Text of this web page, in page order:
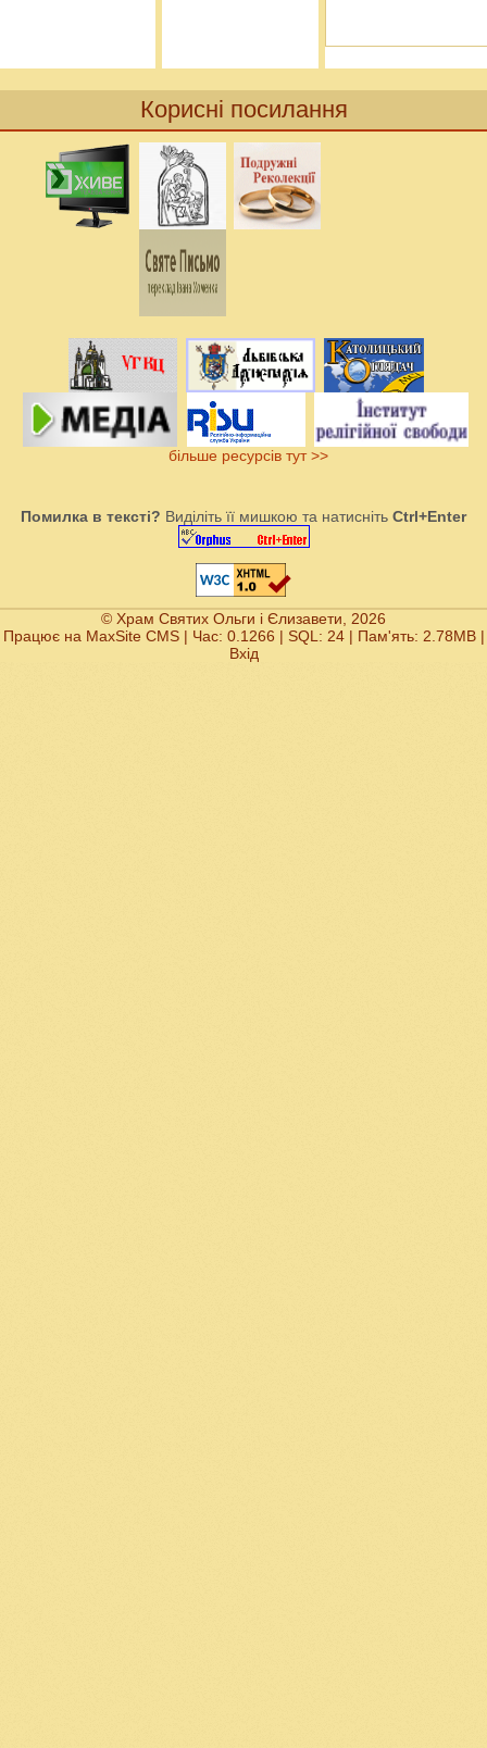
Корисні посилання
більше ресурсів тут >>
Помилка в тексті? Виділіть її мишкою та натисніть Ctrl+Enter
© Храм Святих Ольги і Єлизавети, 2026
Працює на MaxSite CMS| Час: 0.1266 | SQL: 24 | Пам'ять: 2.78MB|
Вхід